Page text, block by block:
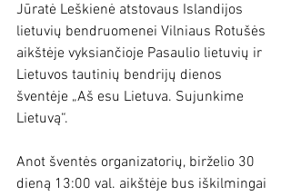
Jūratė Leškienė atstovaus Islandijos
lietuvių bendruomenei Vilniaus Rotušės
aikštėje vyksiančioje Pasaulio lietuvių ir
Lietuvos tautinių bendrijų dienos
šventėje „Aš esu Lietuva. Sujunkime
Lietuvą“.
Anot šventės organizatorių, birželio 30
dieną 13:00 val. aikštėje bus iškilmingai